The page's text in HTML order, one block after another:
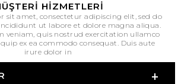
HIZMETLERI
sit amet, consectetur adipiscing elit, sed do
ut labore et dolore magna aliqua.
veniam, quis nostrud exercitation ullamco
ex ea commodo consequat. Duis aute
irure dolor in